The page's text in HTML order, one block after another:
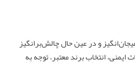
و در عین حال چالش‌برانگیز
ایمنی، انتخاب برند معتبر، توجه به